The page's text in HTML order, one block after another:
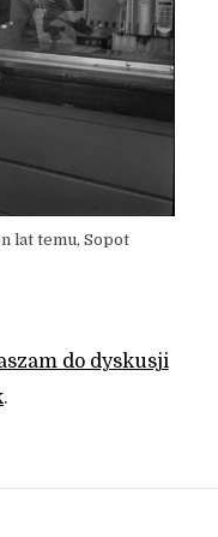
lat temu, Sopot
do dyskusji
.